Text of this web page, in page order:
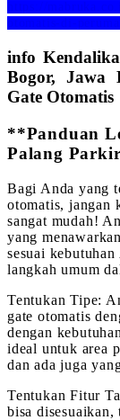
info
Bogor, Jawa
Gate Otomatis
**Panduan
Palang
Bagi Anda yang
otomatis, jangan
sangat mudah!
yang
sesuai
langkah umum
Tentukan Tipe:
gate otomatis
dengan
ideal untuk area
dan ada juga
Tentukan Fitur
bisa disesuaikan,